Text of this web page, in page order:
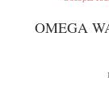
OMEGA